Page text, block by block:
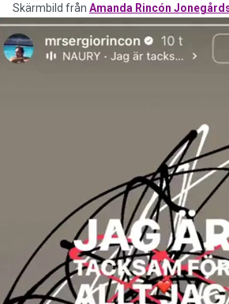
Skärmbild från Amanda Rincón